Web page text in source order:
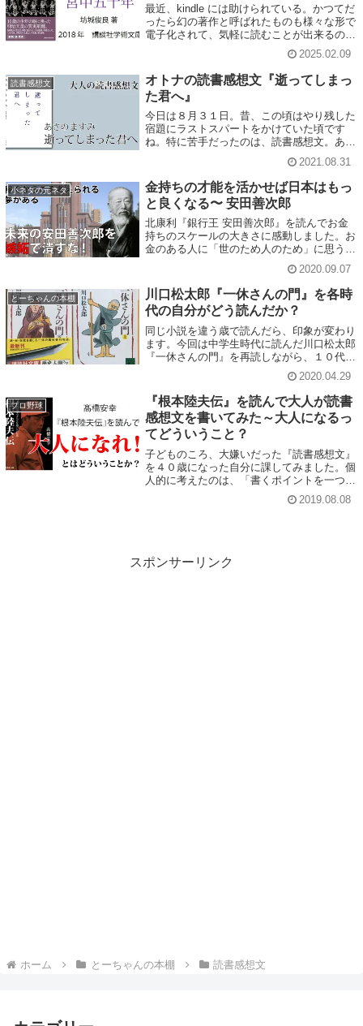
最近、kindle には助けられている。かつてだ
ったら幻の著作と呼ばれたものも様々な形で
電子化されて、気軽に読むことが出来るのだ
から。現在、主に読んでいるのは９歳で明治
天皇に仕えたのを皮切りに、大正天皇、秩父
宮雍仁殿下、貞明皇后に仕えた坊城...
2025.02.09
読書感想文
オトナの読書感想文『逝ってしまっ
た君へ』
今日は８月３１日。昔、この頃はやり残した
宿題にラストスパートをかけていた頃です
ね。特に苦手だったのは、読書感想文。あら
すじ書いて「良かったね」と書いて提出した
らオバサン先生に激怒され、書き直しを命じ
られたことを思い出しました。夏ですし、小
学...
2021.08.31
小ネタの元ネタ
金持ちの才能を活かせば日本はもっ
と良くなる〜 安田善次郎
北康利『銀行王 安田善次郎』を読んでお金
持ちのスケールの大きさに感動しました。お
金のある人に「世のため人のため」に思う存
分、稼いだお金を使う才能を駆使出来たら面
2020.09.07
とーちゃんの本棚
川口松太郎『一休さんの門』を各時
代の自分がどう読んだか？
同じ小説を違う歳で読んだら、印象が変わり
ます。今回は中学生時代に読んだ川口松太郎
『一休さんの門』を再読しながら、１０代、
３０代の頃の感想と、４２歳の感想を並べて
2020.04.29
プロ野球
『根本陸夫伝』を読んで大人が読書
感想文を書いてみた～大人になるっ
てどういうこと？
子どものころ、大嫌いだった『読書感想文』
を４０歳になった自分に課してみました。個
人的に考えたのは、「書くポイントを一つに
絞り、自己の経験を交えて考察を加える」こ
とでした。ご笑納いただければ幸いです。
2019.08.08
スポンサーリンク
ホーム とーちゃんの本棚 読書感想文